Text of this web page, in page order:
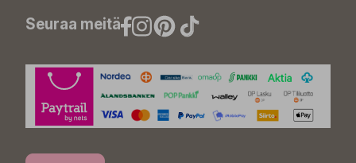
Seuraa meitä